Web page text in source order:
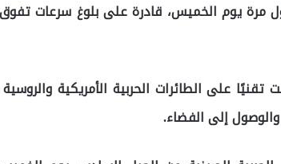
مرة يوم الخميس، قادرة على بلوغ سرعات
إلى الفضاء.